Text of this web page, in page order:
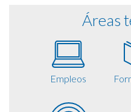
Áreas
Empleos